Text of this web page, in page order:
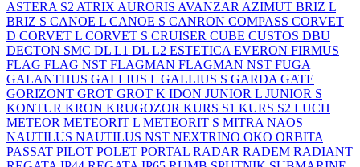
ASTERA S2 ATRIX AURORIS AVANZAR AZIMUT BRIZ L
BRIZ S CANOE L CANOE S CANRON COMPASS CORVET
D CORVET L CORVET S CRUISER CUBE CUSTOS DBU
DECTON SMC DL L1 DL L2 ESTETICA EVERON FIRMUS
FLAG FLAG NST FLAGMAN FLAGMAN NST FUGA
GALANTHUS GALLIUS L GALLIUS S GARDA GATE
GORIZONT GROT GROT K IDON JUNIOR L JUNIOR S
KONTUR KRON KRUGOZOR KURS S1 KURS S2 LUCH
METEOR METEORIT L METEORIT S MITRA NAOS
NAUTILUS NAUTILUS NST NEXTRINO OKO ORBITA
PASSAT PILOT POLET PORTAL RADAR RADEM RADIANT